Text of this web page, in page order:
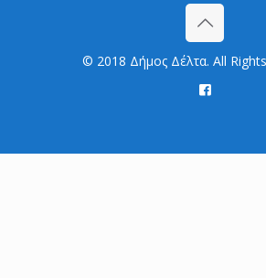
© 2018 Δήμος Δέλτα. All